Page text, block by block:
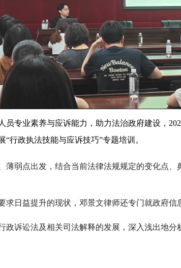
专业素养与应诉能力，助力法治政府建设，
行政执法技能与应诉技巧”专题培训。
薄弱点出发，结合当前法律法规规定的变化点
日益提升的现状，邓景文律师还专门就政府信
政诉讼法及相关司法解释的发展，深入浅出地